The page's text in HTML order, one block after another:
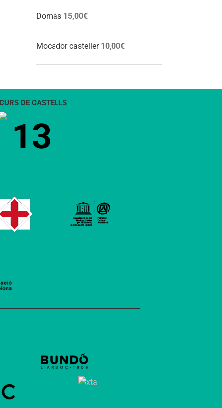
Domàs 15,00€
Mocador casteller 10,00€
DE CASTELLS
13